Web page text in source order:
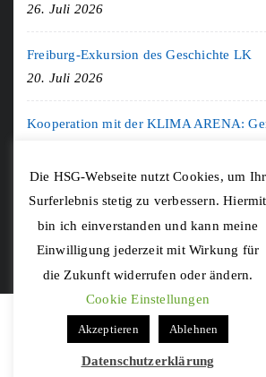
26. Juli 2026
Freiburg-Exkursion des Geschichte LK
20. Juli 2026
Copyright © 2020 Hohenstaufen-
Die HSG-Webseite nutzt Cookies, um Ihr
Surferlebnis stetig zu verbessern. Hiermit
bin ich einverstanden und kann meine
Einwilligung jederzeit mit Wirkung für
die Zukunft widerrufen oder ändern.
Cookie Einstellungen
Akzeptieren Ablehnen
Datenschutzerklärung